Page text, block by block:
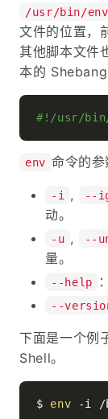
/usr/bin/
文件的位置，
其他脚本文件
本的 Shebang
#!/usr/bin/
env 命令的参
-i , --
动。
-u , --
量。
--help
--
下面是一个例
Shell。
$ env